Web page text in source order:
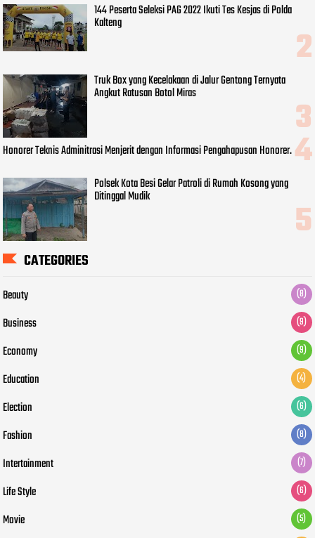
144 Peserta Seleksi PAG 2022 Ikuti Tes Kesjas di Polda
Kalteng
Truk Box yang Kecelakaan di Jalur Gentong Ternyata
Angkut Ratusan Botol Miras
Honorer Teknis Adminitrasi Menjerit dengan Informasi Pengahapusan Honorer.
Polsek Kota Besi Gelar Patroli di Rumah Kosong yang
Ditinggal Mudik
CATEGORIES
Beauty (8)
Business (9)
Economy (9)
Education (4)
Election (6)
Fashion (8)
Intertainment (7)
Life Style (6)
Movie (5)